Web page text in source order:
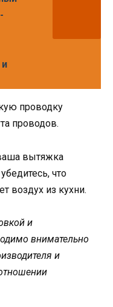
проводку
проводов.
вытяжка
что
воздух из кухни.
и
внимательно
и